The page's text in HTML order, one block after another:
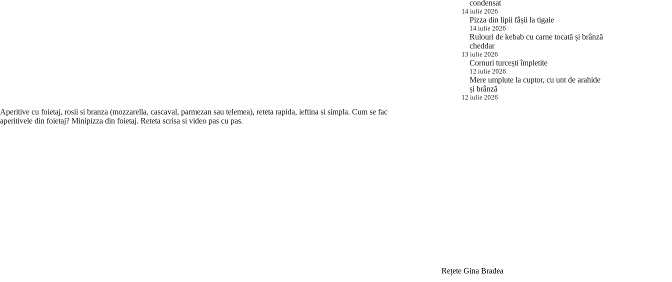
Aperitive cu foietaj, rosii si branza (mozzarella, cascaval, parmezan sau telemea), reteta rapida, ieftina si simpla. Cum se fac
aperitivele din foietaj? Minipizza din foietaj. Reteta scrisa si video pas cu pas.
condensat
14 iulie 2026
Pizza din lipii fâșii la tigaie
14 iulie 2026
Rulouri de kebab cu carne tocată și brânză
cheddar
13 iulie 2026
Cornuri turcești împletite
12 iulie 2026
Mere umplute la cuptor, cu unt de arahide
și brânză
12 iulie 2026
Rețete Gina Bradea